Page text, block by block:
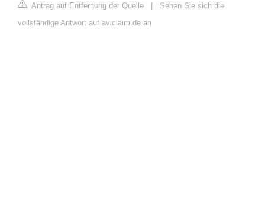
Antrag auf Entfernung der Quelle | Sehen Sie sich die
vollständige Antwort auf aviclaim.de an